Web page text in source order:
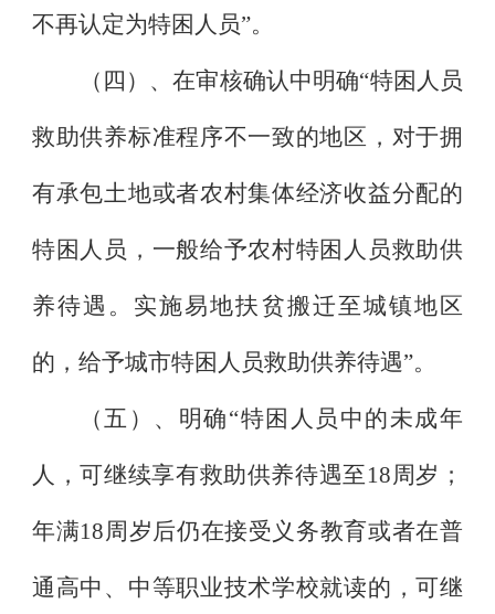
不再认定为特困人员”。
（四）、在审核确认中明确“特困人员
救助供养标准程序不一致的地区，对于拥
有承包土地或者农村集体经济收益分配的
特困人员，一般给予农村特困人员救助供
养待遇。实施易地扶贫搬迁至城镇地区
的，给予城市特困人员救助供养待遇”。
（五）、明确“特困人员中的未成年
人，可继续享有救助供养待遇至18周岁；
年满18周岁后仍在接受义务教育或者在普
通高中、中等职业技术学校就读的，可继